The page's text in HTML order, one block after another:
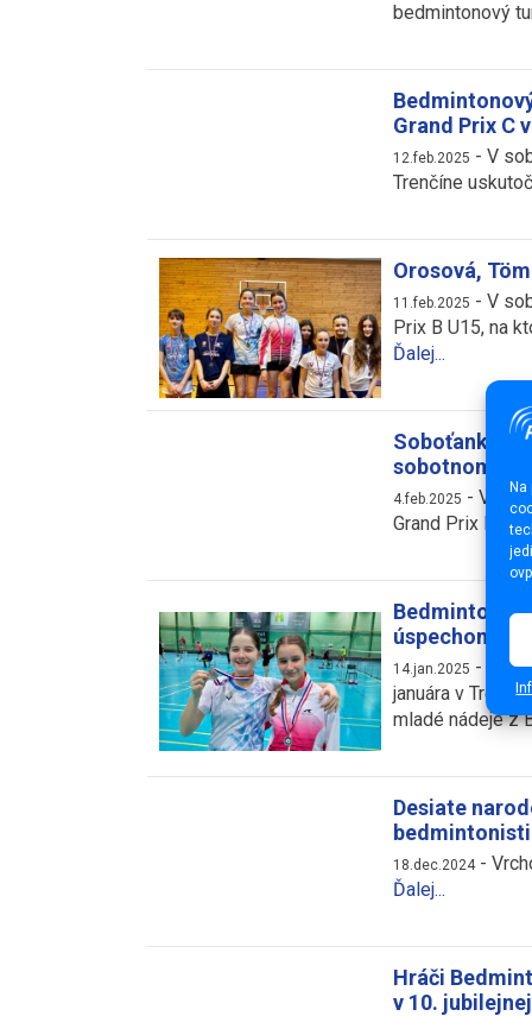
bedmintonový
Grand Prix C
12.feb.2025 - V
Trenčíne
Orosová,
11.feb.2025 - V
Prix B U15, na
Ďalej...
Soboťanka
sobotnom
4.feb.2025 - V
Grand Prix B U15
úspechom
14.jan.2025 -
januára v
mladé nádeje z
Desiate
18.dec.2024-
Ďalej...
Hráči
v 10.